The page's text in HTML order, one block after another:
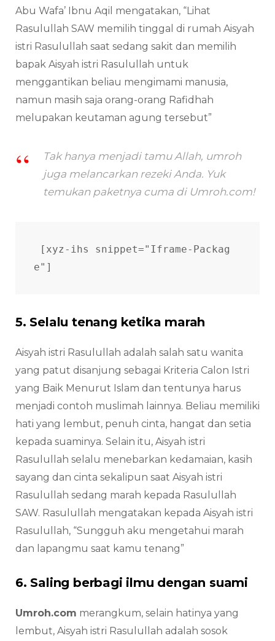
Abu Wafa’ Ibnu Aqil mengatakan, “Lihat
Rasulullah SAW memilih tinggal di rumah Aisyah
istri Rasulullah saat sedang sakit dan memilih
bapak Aisyah istri Rasulullah untuk
menggantikan beliau mengimami manusia,
namun masih saja orang-orang Rafidhah
melupakan keutaman agung tersebut”
Tak hanya menjadi tamu Allah, umroh
juga melancarkan rezeki Anda. Yuk
temukan paketnya cuma di Umroh.com!
[xyz-ihs snippet="Iframe-Packag
e"]
5. Selalu tenang ketika marah
Aisyah istri Rasulullah adalah salah satu wanita
yang patut disanjung sebagai Kriteria Calon Istri
yang Baik Menurut Islam dan tentunya harus
menjadi contoh muslimah lainnya. Beliau memiliki
hati yang lembut, penuh cinta, hangat dan setia
kepada suaminya. Selain itu, Aisyah istri
Rasulullah selalu menebarkan kedamaian, kasih
sayang dan cinta sekalipun saat Aisyah istri
Rasulullah sedang marah kepada Rasulullah
SAW. Rasulullah mengatakan kepada Aisyah istri
Rasulullah, “Sungguh aku mengetahui marah
dan lapangmu saat kamu tenang”
6. Saling berbagi ilmu dengan suami
Umroh.com merangkum, selain hatinya yang
lembut, Aisyah istri Rasulullah adalah sosok